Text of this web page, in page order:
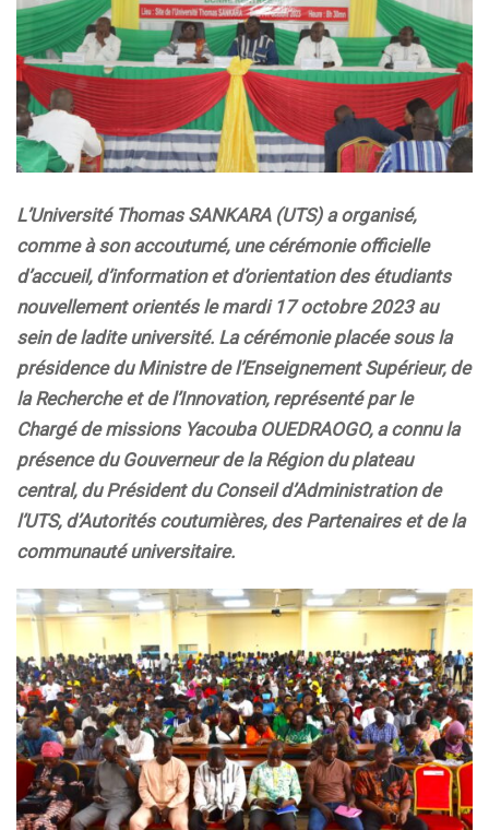
L’Université Thomas SANKARA (UTS) a organisé,
comme à son accoutumé, une cérémonie officielle
d’accueil, d’information et d’orientation des étudiants
nouvellement orientés le mardi 17 octobre 2023 au
sein de ladite université. La cérémonie placée sous la
présidence du Ministre de l’Enseignement Supérieur, de
la Recherche et de l’Innovation, représenté par le
Chargé de missions Yacouba OUEDRAOGO, a connu la
présence du Gouverneur de la Région du plateau
central, du Président du Conseil d’Administration de
l’UTS, d’Autorités coutumières, des Partenaires et de la
communauté universitaire.